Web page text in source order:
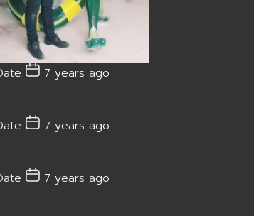
7 years ago
7 years ago
7 years ago